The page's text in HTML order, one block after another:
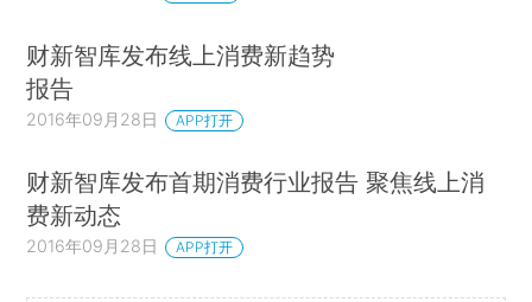
财新智库发布线上消费新趋势
报告
2016年09月28日 APP打开
财新智库发布首期消费行业报告 聚焦线上消
费新动态
2016年09月28日 APP打开